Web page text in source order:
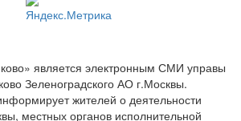
является электронным СМИ управы
Зеленоградского АО г.Москвы.
жителей о деятельности
местных органов исполнительной